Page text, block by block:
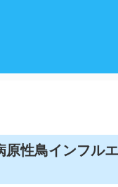
原性鳥インフル